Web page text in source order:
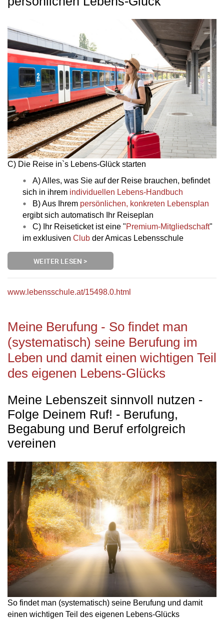
C) Die Reise in`s Lebens-Glück starten
A) Alles, was Sie auf der Reise brauchen, befindet
sich in ihrem individuellen Lebens-Handbuch
B) Aus Ihrem persönlichen, konkreten Lebensplan
ergibt sich automatisch Ihr Reiseplan
C) Ihr Reiseticket ist eine "Premium-Mitgliedschaft"
im exklusiven Club der Amicas Lebensschule
WEITER LESEN >
www.lebensschule.at/15498.0.html
Meine Berufung - So findet man
(systematisch) seine Berufung im
Leben und damit einen wichtigen Teil
des eigenen Lebens-Glücks
Meine Lebenszeit sinnvoll nutzen -
Folge Deinem Ruf! - Berufung,
Begabung und Beruf erfolgreich
vereinen
So findet man (systematisch) seine Berufung und damit
einen wichtigen Teil des eigenen Lebens-Glücks